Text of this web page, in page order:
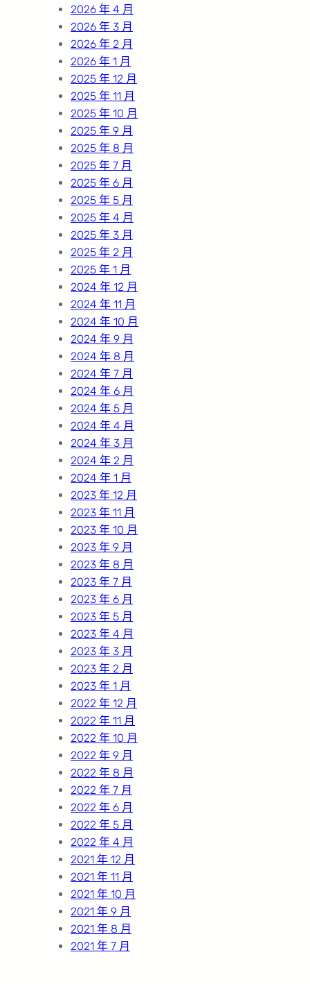
2026 年 4 月
2026 年 3 月
2026 年 2 月
2026 年 1 月
2025 年 12 月
2025 年 11 月
2025 年 10 月
2025 年 9 月
2025 年 8 月
2025 年 7 月
2025 年 6 月
2025 年 5 月
2025 年 4 月
2025 年 3 月
2025 年 2 月
2025 年 1 月
2024 年 12 月
2024 年 11 月
2024 年 10 月
2024 年 9 月
2024 年 8 月
2024 年 7 月
2024 年 6 月
2024 年 5 月
2024 年 4 月
2024 年 3 月
2024 年 2 月
2024 年 1 月
2023 年 12 月
2023 年 11 月
2023 年 10 月
2023 年 9 月
2023 年 8 月
2023 年 7 月
2023 年 6 月
2023 年 5 月
2023 年 4 月
2023 年 3 月
2023 年 2 月
2023 年 1 月
2022 年 12 月
2022 年 11 月
2022 年 10 月
2022 年 9 月
2022 年 8 月
2022 年 7 月
2022 年 6 月
2022 年 5 月
2022 年 4 月
2021 年 12 月
2021 年 11 月
2021 年 10 月
2021 年 9 月
2021 年 8 月
2021 年 7 月